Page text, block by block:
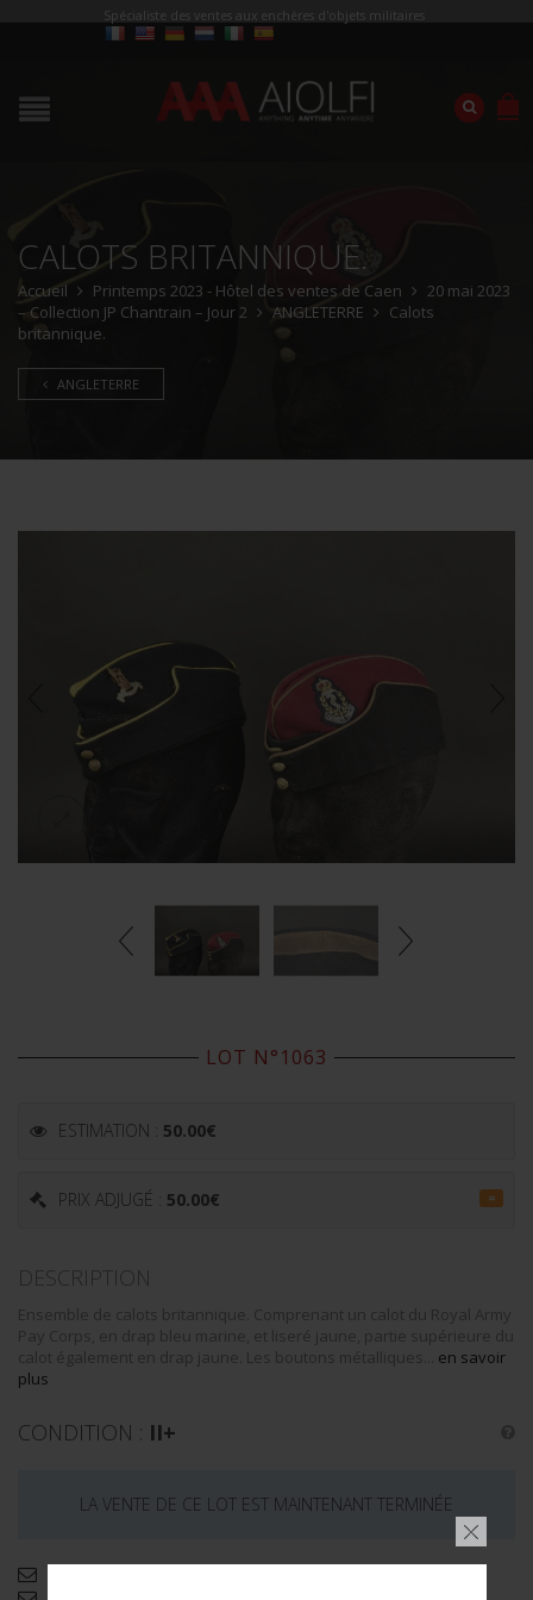
Spécialiste des ventes aux enchères d'objets militaires
CALOTS BRITANNIQUE.
Accueil Printemps 2023 - Hôtel des ventes de Caen
20 mai 2023
– Collection JP Chantrain – Jour 2
ANGLETERRE
Calots
britannique.
ANGLETERRE
LOT N°1063
ESTIMATION : 50.00€
PRIX ADJUGÉ : 50.00€ =
DESCRIPTION
Ensemble de calots britannique. Comprenant un calot du Royal Army
Pay Corps, en drap bleu marine, et liseré jaune, partie supérieure du
calot également en drap jaune. Les boutons métalliques... en savoir
plus
CONDITION : II+
LA VENTE DE CE LOT EST MAINTENANT TERMINÉE